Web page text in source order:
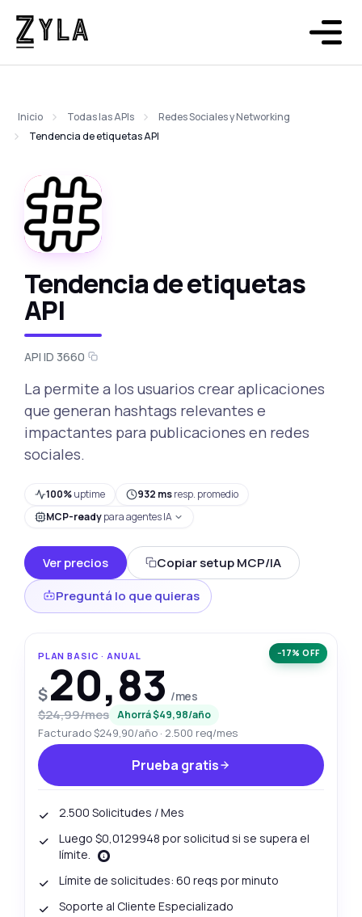
Inicio Todas las APIs
Redes Sociales y Networking
Tendencia de etiquetas API
Tendencia de etiquetas
API
API ID 3660
La permite a los usuarios crear aplicaciones
que generan hashtags relevantes e
impactantes para publicaciones en redes
sociales.
100%uptime 932 msresp. promedio
MCP-readypara agentes IA
Ver precios
Copiar setup MCP/IA
Preguntá lo que quieras
−17% OFF
PLAN BASIC · ANUAL
$20,83 /mes
$24,99/mes Ahorrá $49,98/año
Facturado $249,90/año · 2.500 req/mes
Prueba gratis
2.500 Solicitudes / Mes
Luego $0,0129948 por solicitud si se supera el
límite.
Límite de solicitudes: 60 reqs por minuto
Soporte al Cliente Especializado